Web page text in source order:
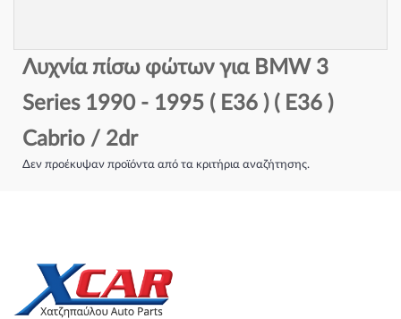
Λυχνία πίσω φώτων για BMW 3
Series 1990 - 1995 ( E36 ) ( E36 )
Cabrio / 2dr
Δεν προέκυψαν προϊόντα από τα κριτήρια αναζήτησης.